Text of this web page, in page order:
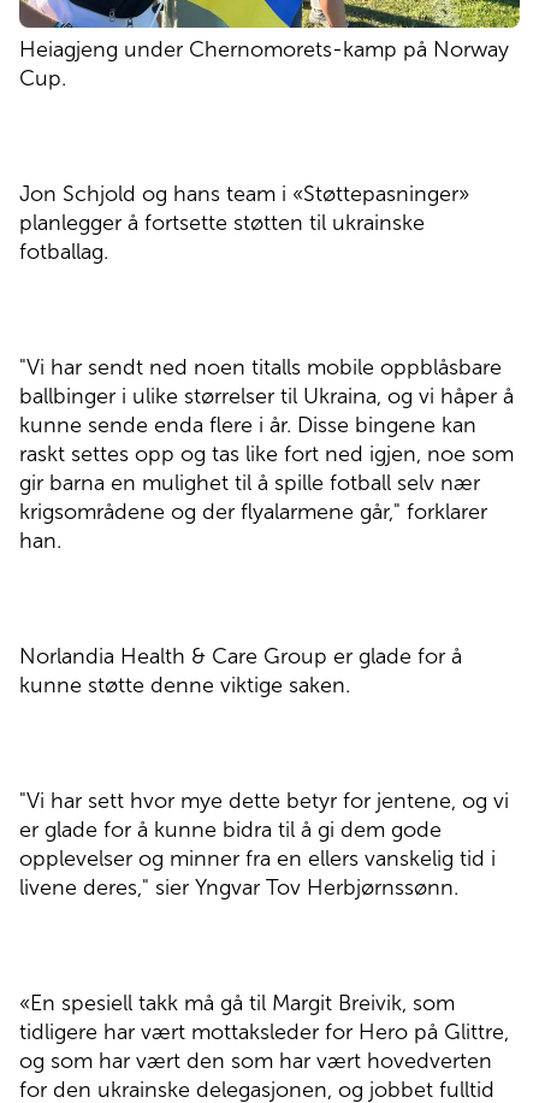
Heiagjeng under Chernomorets-kamp på Norway
Cup.
Jon Schjold og hans team i «Støttepasninger»
planlegger å fortsette støtten til ukrainske
fotballag.
"Vi har sendt ned noen titalls mobile oppblåsbare
ballbinger i ulike størrelser til Ukraina, og vi håper å
kunne sende enda flere i år. Disse bingene kan
raskt settes opp og tas like fort ned igjen, noe som
gir barna en mulighet til å spille fotball selv nær
krigsområdene og der flyalarmene går," forklarer
han.
Norlandia Health & Care Group er glade for å
kunne støtte denne viktige saken.
"Vi har sett hvor mye dette betyr for jentene, og vi
er glade for å kunne bidra til å gi dem gode
opplevelser og minner fra en ellers vanskelig tid i
livene deres," sier Yngvar Tov Herbjørnssønn.
«En spesiell takk må gå til Margit Breivik, som
tidligere har vært mottaksleder for Hero på Glittre,
og som har vært den som har vært hovedverten
for den ukrainske delegasjonen, og jobbet fulltid